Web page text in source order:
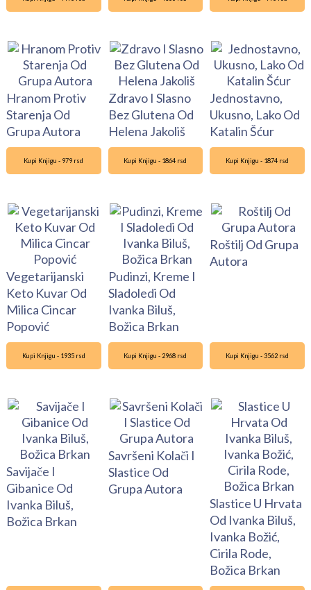
Hranom Protiv
Starenja Od
Grupa Autora
Zdravo I Slasno
Bez Glutena Od
Helena Jakoliš
Jednostavno,
Ukusno, Lako Od
Katalin Šćur
Kupi Knjigu - 979 rsd
Vegetarijanski
Keto Kuvar Od
Milica Cincar
Popović
Kupi Knjigu - 1864 rsd
Pudinzi, Kreme I
Sladoledi Od
Ivanka Biluš,
Božica Brkan
Kupi Knjigu - 1874 rsd
Roštilj Od Grupa
Autora
Kupi Knjigu - 1935 rsd
Savijače I
Gibanice Od
Ivanka Biluš,
Božica Brkan
Kupi Knjigu - 2968 rsd
Savršeni Kolači I
Slastice Od
Grupa Autora
Kupi Knjigu - 3562 rsd
Slastice U Hrvata
Od Ivanka Biluš,
Ivanka Božić,
Cirila Rode,
Božica Brkan